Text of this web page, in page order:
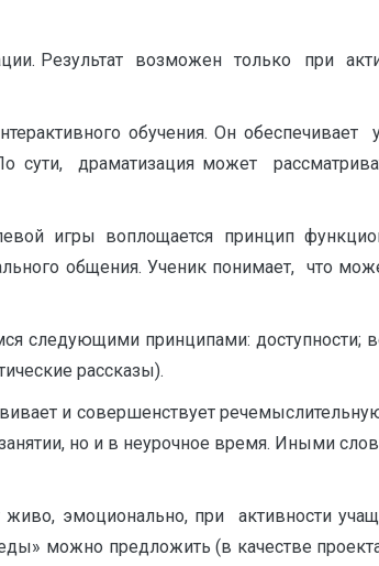
Результат возможен только при
обучения. Он обеспечивает
сути, драматизация может
игры воплощается принцип
общения. Ученик понимает, что
следующими принципами: доступности;
рассказы).
и совершенствует речемыслительную
но и в неурочное время. Иными
эмоционально, при активности
можно предложить (в качестве